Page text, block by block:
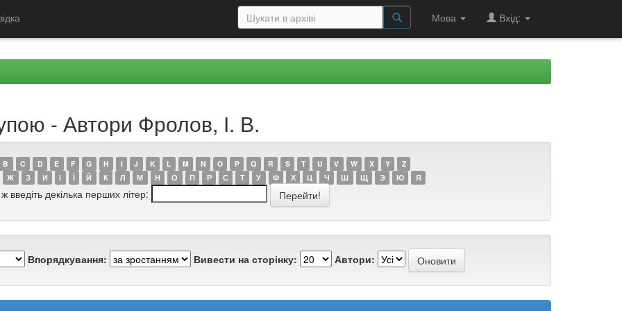
Мова Вхід:
- Автори Фролов, І. В.
B C D E F G H I J K L M N O P Q R S T U V W X Y
Z
Ж З И І Ї Й К Л М Н О П Р С Т У Ф Х Ц Ч Ш Щ Э Ю Я
введіть декілька перших літер:
Впорядкування: Вивести на сторінку: Автори: